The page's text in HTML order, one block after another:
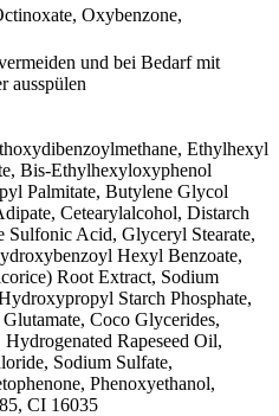
Oxybenzone,
und bei Bedarf mit
ausspülen
Ethylhexyl
Bis-Ethylhexyloxyphenol
Palmitate, Butylene Glycol
Cetearylalcohol, Distarch
Sulfonic Acid, Glyceryl Stearate,
Hexyl Benzoate,
Root Extract, Sodium
Starch Phosphate,
Coco Glycerides,
Rapeseed Oil,
Sodium Sulfate,
Phenoxyethanol,
CI 16035